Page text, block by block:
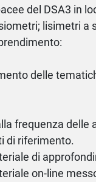
del DSA3 in
lisimetri a
delle
frequenza delle
di riferimento.
di
on-line